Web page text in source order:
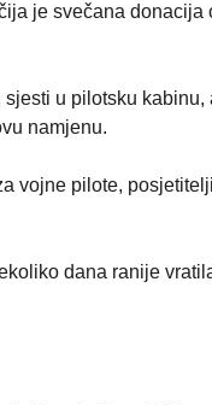
je svečana donacija
u pilotsku kabinu,
namjenu.
vojne pilote,
dana ranije